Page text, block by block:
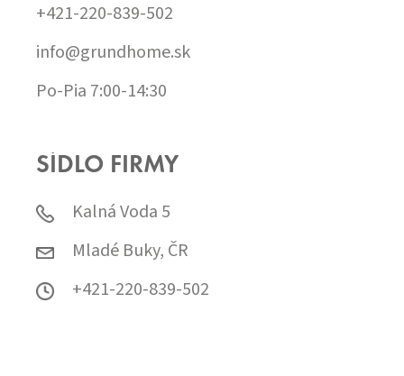
+421-220-839-502
info@grundhome.sk
Po-Pia 7:00-14:30
SÍDLO FIRMY
Kalná Voda 5
Mladé Buky, ČR
+421-220-839-502